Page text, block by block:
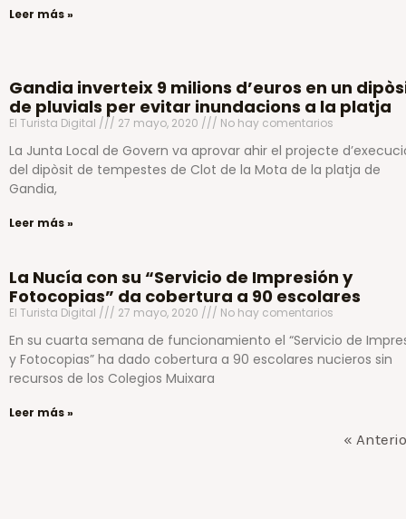
Leer más »
Gandia inverteix 9 milions d’euros en un
de pluvials per evitar inundacions a la platja
El Turista Digital 27 mayo, 2020 No hay comentarios
La Junta Local de Govern va aprovar ahir el projecte
del dipòsit de tempestes de Clot de la Mota de la platja de
Gandia,
Leer más »
La Nucía con su “Servicio de Impresión y
Fotocopias” da cobertura a 90 escolares
El Turista Digital 27 mayo, 2020 No hay comentarios
En su cuarta semana de funcionamiento el “Servicio de
y Fotocopias” ha dado cobertura a 90 escolares nucieros sin
recursos de los Colegios Muixara
Leer más »
«